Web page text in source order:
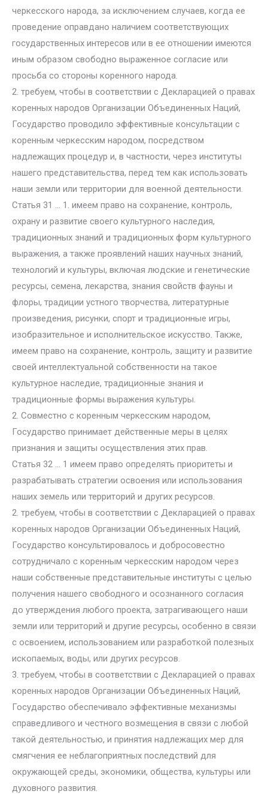
черкесского народа, за исключением случаев, когда ее
проведение оправдано наличием соответствующих
государственных интересов или в ее отношении имеются
иным образом свободно выраженное согласие или
просьба со стороны коренного народа.
2. требуем, чтобы в соответствии с Декларацией о правах
коренных народов Организации Объединенных Наций,
Государство проводило эффективные консультации с
коренным черкесским народом, посредством
надлежащих процедур и, в частности, через институты
нашего представительства, перед тем как использовать
наши земли или территории для военной деятельности.
Статья 31 … 1. имеем право на сохранение, контроль,
охрану и развитие своего культурного наследия,
традиционных знаний и традиционных форм культурного
выражения, а также проявлений наших научных знаний,
технологий и культуры, включая людские и генетические
ресурсы, семена, лекарства, знания свойств фауны и
флоры, традиции устного творчества, литературные
произведения, рисунки, спорт и традиционные игры,
изобразительное и исполнительское искусство. Также,
имеем право на сохранение, контроль, защиту и развитие
своей интеллектуальной собственности на такое
культурное наследие, традиционные знания и
традиционные формы выражения культуры.
2. Совместно с коренным черкесским народом,
Государство принимает действенные меры в целях
признания и защиты осуществления этих прав.
Статья 32 … 1 имеем право определять приоритеты и
разрабатывать стратегии освоения или использования
наших земель или территорий и других ресурсов.
2. требуем, чтобы в соответствии с Декларацией о правах
коренных народов Организации Объединенных Наций,
Государство консультировалось и добросовестно
сотрудничало с коренным черкесским народом через
наши собственные представительные институты с целью
получения нашего свободного и осознанного согласия
до утверждения любого проекта, затрагивающего наши
земли или территорий и другие ресурсы, особенно в связи
с освоением, использованием или разработкой полезных
ископаемых, воды, или других ресурсов.
3. требуем, чтобы в соответствии с Декларацией о правах
коренных народов Организации Объединенных Наций,
Государство обеспечивало эффективные механизмы
справедливого и честного возмещения в связи с любой
такой деятельностью, и принятия надлежащих мер для
смягчения ее неблагоприятных последствий для
окружающей среды, экономики, общества, культуры или
духовного развития.